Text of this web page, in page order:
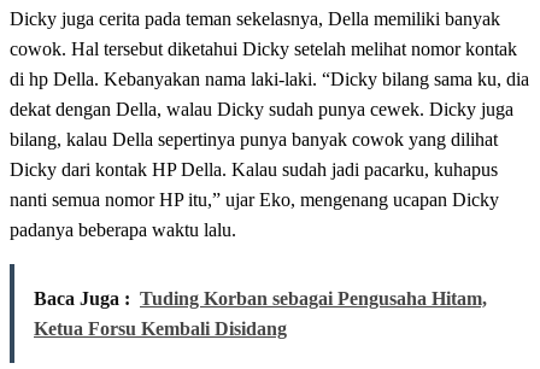
Dicky juga cerita pada teman sekelasnya, Della memiliki banyak
cowok. Hal tersebut diketahui Dicky setelah melihat nomor kontak
di hp Della. Kebanyakan nama laki-laki. “Dicky bilang sama ku, dia
dekat dengan Della, walau Dicky sudah punya cewek. Dicky juga
bilang, kalau Della sepertinya punya banyak cowok yang dilihat
Dicky dari kontak HP Della. Kalau sudah jadi pacarku, kuhapus
nanti semua nomor HP itu,” ujar Eko, mengenang ucapan Dicky
padanya beberapa waktu lalu.
Baca Juga : Tuding Korban sebagai Pengusaha Hitam,
Ketua Forsu Kembali Disidang